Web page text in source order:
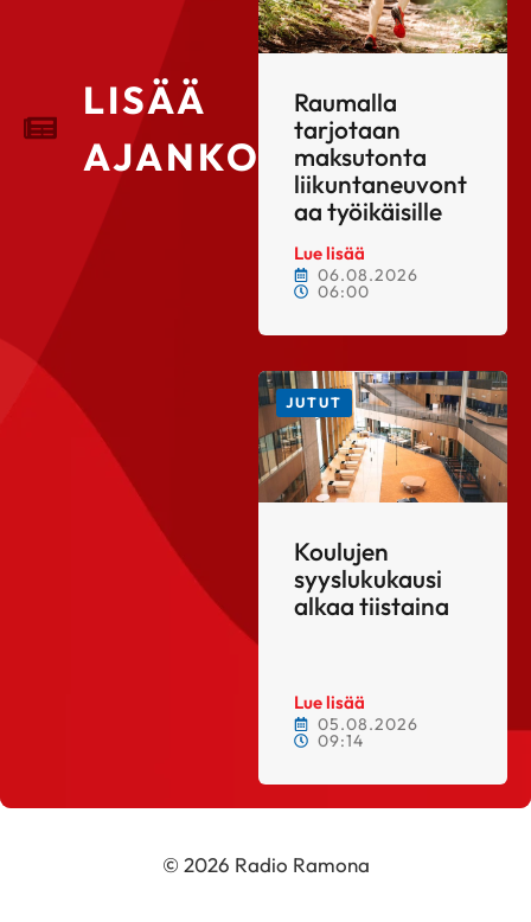
LISÄÄ
AJANKOHTAISTA
Raumalla
tarjotaan
maksutonta
liikuntaneuvont
aa työikäisille
Lue lisää
06.08.2026
06:00
JUTUT
Koulujen
syyslukukausi
alkaa tiistaina
Lue lisää
05.08.2026
09:14
© 2026 Radio Ramona